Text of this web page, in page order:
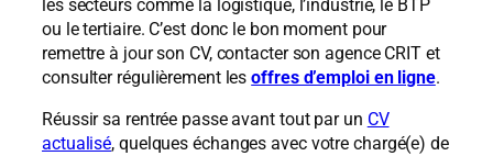
les secteurs comme la logistique, l’industrie, le BTP
ou le tertiaire. C’est donc le bon moment pour
remettre à jour son CV, contacter son agence CRIT et
consulter régulièrement lesoffres d’emploi en ligne.
Réussir sa rentrée passe avant tout par un CV
actualisé, quelques échanges avec votre chargé(e) de